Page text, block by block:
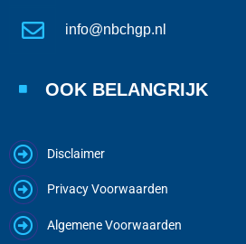
info@nbchgp.nl
OOK BELANGRIJK
Disclaimer
Privacy Voorwaarden
Algemene Voorwaarden